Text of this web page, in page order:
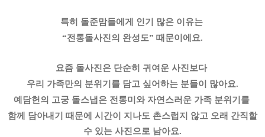
특히 돌준맘들에게 인기 많은 이유는
“전통돌사진의 완성도” 때문이에요.
요즘 돌사진은 단순히 귀여운 사진보다
우리 가족만의 분위기를 담고 싶어하는 분들이 많아요.
예담헌의 고궁 돌스냅은 전통미와 자연스러운 가족 분위기를
함께 담아내기 때문에 시간이 지나도 촌스럽지 않고 오래 간직할
수 있는 사진으로 남아요.